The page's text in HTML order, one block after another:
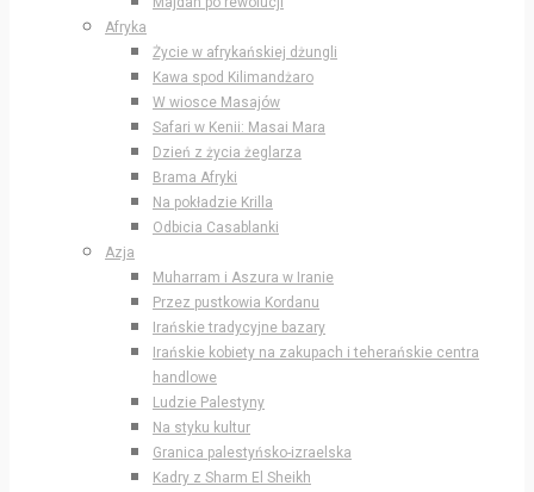
Afryka
Życie w afrykańskiej dżungli
Kawa spod Kilimandżaro
W wiosce Masajów
Safari w Kenii: Masai Mara
Dzień z życia żeglarza
Brama Afryki
Na pokładzie Krilla
Odbicia Casablanki
Azja
Muharram i Aszura w Iranie
Przez pustkowia Kordanu
Irańskie tradycyjne bazary
Irańskie kobiety na zakupach i teherańskie centra
handlowe
Ludzie Palestyny
Na styku kultur
Granica palestyńsko-izraelska
Kadry z Sharm El Sheikh